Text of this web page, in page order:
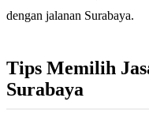
dengan jalanan Surabaya.
Tips Memilih
Surabaya